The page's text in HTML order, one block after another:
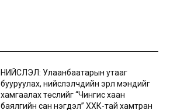
НИЙСЛЭЛ: Улаанбаатарын утааг
бууруулах, нийслэлчүүдийн эрүүл мэндийг
хамгаалах төслийг “Чингис хаан
баялгийн сан нэгдэл” ХХК-тай хамтран